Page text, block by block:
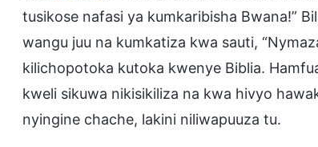
tusikose nafasi ya kumkaribisha Bwana!”
wangu juu na kumkatiza kwa sauti,
kilichopotoka kutoka kwenye Biblia.
kweli sikuwa nikisikiliza na kwa hivyo
nyingine chache, lakini niliwapuuza tu.